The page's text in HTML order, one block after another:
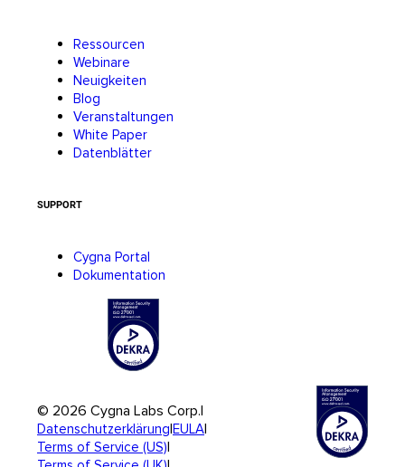
Ressourcen
Webinare
Neuigkeiten
Blog
Veranstaltungen
White Paper
Datenblätter
SUPPORT
Cygna Portal
Dokumentation
© 2026 Cygna Labs Corp.|
Datenschutzerklärung|EULA|
Terms of Service (US)|